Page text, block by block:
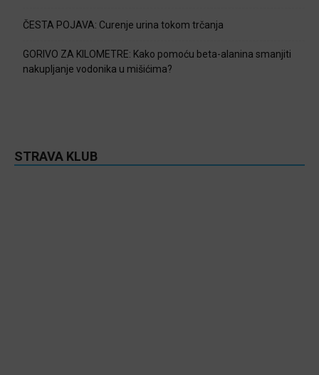
ČESTA POJAVA: Curenje urina tokom trčanja
GORIVO ZA KILOMETRE: Kako pomoću beta-alanina smanjiti
nakupljanje vodonika u mišićima?
STRAVA KLUB